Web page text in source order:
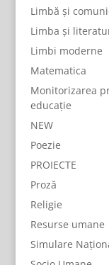
Limbă și
Limba și
Limbi moderne
Matematica
Monitorizarea
educație
NEW
Poezie
PROIECTE
Proză
Religie
Resurse umane
Simulare